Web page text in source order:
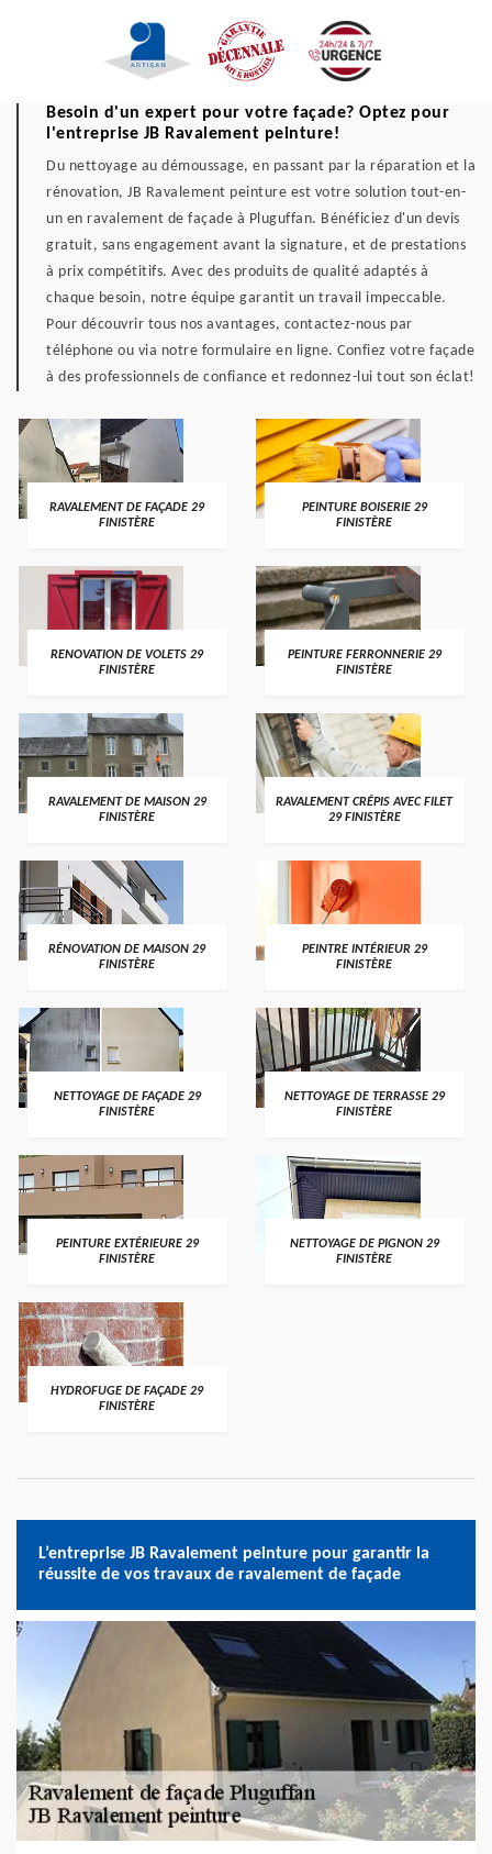
Besoin d'un expert pour votre façade? Optez pour
l'entreprise JB Ravalement peinture!
Du nettoyage au démoussage, en passant par la réparation et la
rénovation, JB Ravalement peinture est votre solution tout-en-
un en ravalement de façade à Pluguffan. Bénéficiez d'un devis
gratuit, sans engagement avant la signature, et de prestations
à prix compétitifs. Avec des produits de qualité adaptés à
chaque besoin, notre équipe garantit un travail impeccable.
Pour découvrir tous nos avantages, contactez-nous par
téléphone ou via notre formulaire en ligne. Confiez votre façade
à des professionnels de confiance et redonnez-lui tout son éclat!
RAVALEMENT DE FAÇADE 29
FINISTÈRE
PEINTURE BOISERIE 29
FINISTÈRE
RENOVATION DE VOLETS 29
FINISTÈRE
PEINTURE FERRONNERIE 29
FINISTÈRE
RAVALEMENT DE MAISON 29
FINISTÈRE
RAVALEMENT CRÉPIS AVEC FILET
29 FINISTÈRE
RÉNOVATION DE MAISON 29
FINISTÈRE
PEINTRE INTÉRIEUR 29
FINISTÈRE
NETTOYAGE DE FAÇADE 29
FINISTÈRE
NETTOYAGE DE TERRASSE 29
FINISTÈRE
PEINTURE EXTÉRIEURE 29
FINISTÈRE
NETTOYAGE DE PIGNON 29
FINISTÈRE
HYDROFUGE DE FAÇADE 29
FINISTÈRE
L’entreprise JB Ravalement peinture pour garantir la
réussite de vos travaux de ravalement de façade